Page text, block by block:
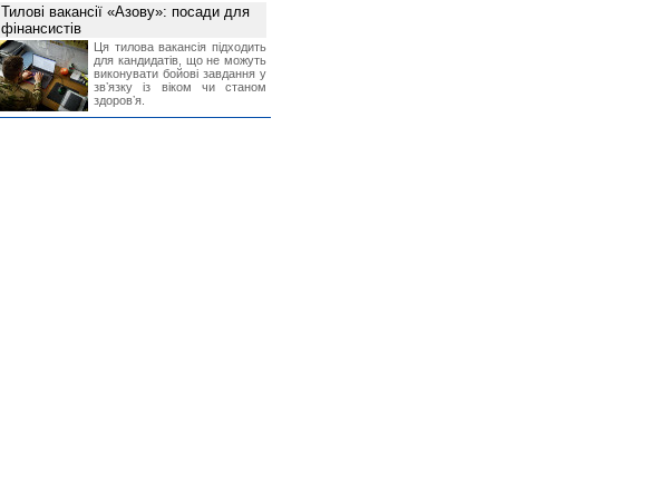
Тилові вакансії «Азову»: посади для
фінансистів
Ця тилова вакансія підходить
для кандидатів, що не можуть
виконувати бойові завдання у
звʼязку із віком чи станом
здоровʼя.